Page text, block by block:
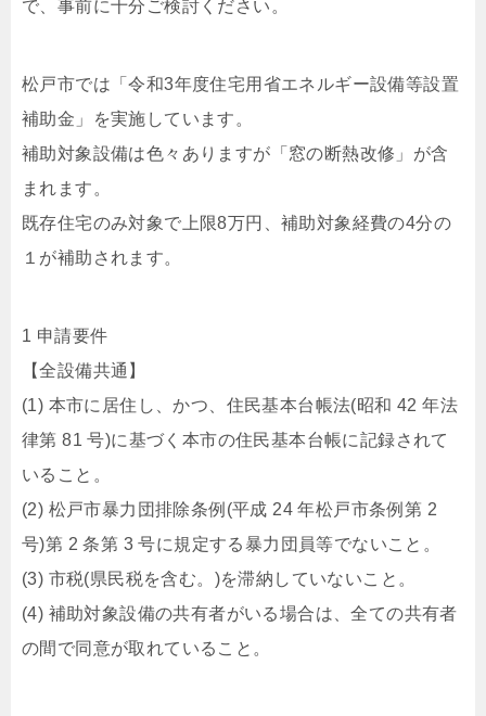
で、事前に十分ご検討ください。
松戸市では「令和3年度住宅用省エネルギー設備等設置
補助金」を実施しています。
補助対象設備は色々ありますが「窓の断熱改修」が含
まれます。
既存住宅のみ対象で上限8万円、補助対象経費の4分の
１が補助されます。
1 申請要件
【全設備共通】
(1) 本市に居住し、かつ、住民基本台帳法(昭和 42 年法
律第 81 号)に基づく本市の住民基本台帳に記録されて
いること。
(2) 松戸市暴力団排除条例(平成 24 年松戸市条例第 2
号)第 2 条第 3 号に規定する暴力団員等でないこと。
(3) 市税(県民税を含む。)を滞納していないこと。
(4) 補助対象設備の共有者がいる場合は、全ての共有者
の間で同意が取れていること。